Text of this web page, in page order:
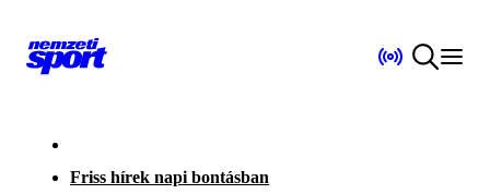
Friss hírek napi bontásban